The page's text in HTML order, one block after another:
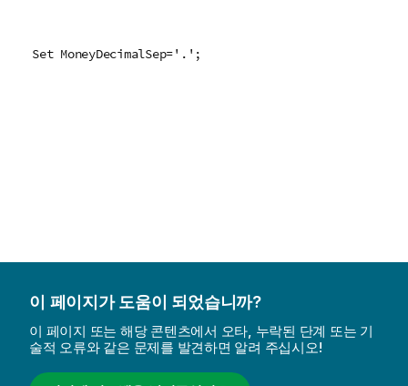
Set MoneyDecimalSep='.';
이 페이지가 도움이 되었습니까?
이 페이지 또는 해당 콘텐츠에서 오타, 누락된 단계 또는 기
술적 오류와 같은 문제를 발견하면 알려 주십시오!